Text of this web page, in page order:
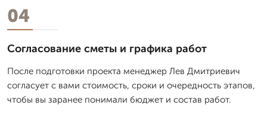
04
Согласование сметы и графика работ
После подготовки проекта менеджер Лев Дмитpиевич
согласует с вами стоимость, сроки и очередность этапов,
чтобы вы заранее понимали бюджет и состав работ.